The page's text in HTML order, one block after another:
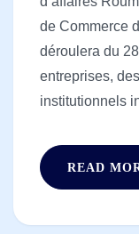
de Commerce
déroulera du
entreprises,
institutionnels
READ